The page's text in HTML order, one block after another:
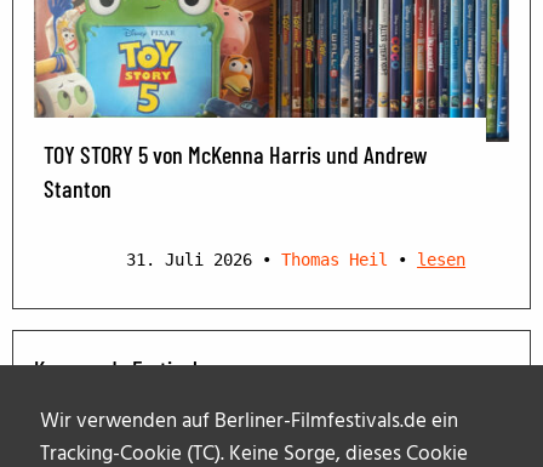
Wir verwenden auf Berliner-Filmfestivals.de ein
Tracking-Cookie (TC). Keine Sorge, dieses Cookie
TOY STORY 5 von McKenna Harris und Andrew
Stanton
31. Juli 2026 • Thomas Heil • lesen
Kommende Festivals